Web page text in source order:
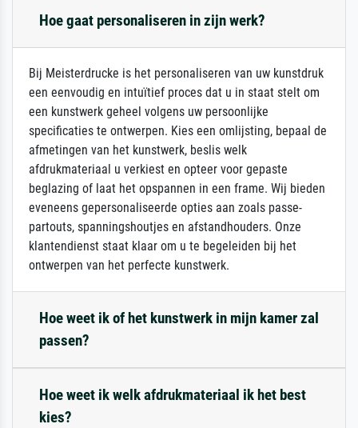
Hoe gaat personaliseren in zijn werk?
Bij Meisterdrucke is het personaliseren van uw kunstdruk
een eenvoudig en intuïtief proces dat u in staat stelt om
een kunstwerk geheel volgens uw persoonlijke
specificaties te ontwerpen. Kies een omlijsting, bepaal de
afmetingen van het kunstwerk, beslis welk
afdrukmateriaal u verkiest en opteer voor gepaste
beglazing of laat het opspannen in een frame. Wij bieden
eveneens gepersonaliseerde opties aan zoals passe-
partouts, spanningshoutjes en afstandhouders. Onze
klantendienst staat klaar om u te begeleiden bij het
ontwerpen van het perfecte kunstwerk.
Hoe weet ik of het kunstwerk in mijn kamer zal
passen?
Hoe weet ik welk afdrukmateriaal ik het best
kies?